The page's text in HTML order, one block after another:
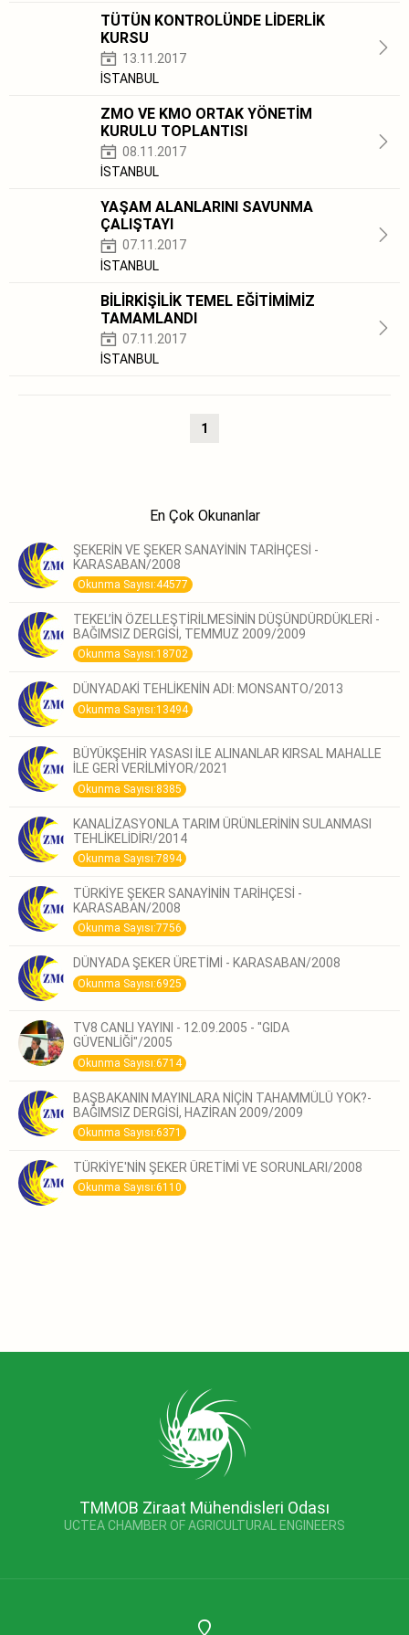
TÜTÜN KONTROLÜNDE LİDERLİK
KURSU
13.11.2017
İSTANBUL
ZMO VE KMO ORTAK YÖNETİM
KURULU TOPLANTISI
08.11.2017
İSTANBUL
YAŞAM ALANLARINI SAVUNMA
ÇALIŞTAYI
07.11.2017
İSTANBUL
BİLİRKİŞİLİK TEMEL EĞİTİMİMİZ
TAMAMLANDI
07.11.2017
İSTANBUL
1
En Çok Okunanlar
ŞEKERİN VE ŞEKER SANAYİNİN TARİHÇESİ -
KARASABAN/2008
Okunma Sayısı:44577
TEKEL’İN ÖZELLEŞTİRİLMESİNİN DÜŞÜNDÜRDÜKLERİ -
BAĞIMSIZ DERGİSİ, TEMMUZ 2009/2009
Okunma Sayısı:18702
DÜNYADAKİ TEHLİKENİN ADI: MONSANTO/2013
Okunma Sayısı:13494
BÜYÜKŞEHİR YASASI İLE ALINANLAR KIRSAL MAHALLE
İLE GERİ VERİLMİYOR/2021
Okunma Sayısı:8385
KANALİZASYONLA TARIM ÜRÜNLERİNİN SULANMASI
TEHLİKELİDİR!/2014
Okunma Sayısı:7894
TÜRKİYE ŞEKER SANAYİNİN TARİHÇESİ -
KARASABAN/2008
Okunma Sayısı:7756
DÜNYADA ŞEKER ÜRETİMİ - KARASABAN/2008
Okunma Sayısı:6925
TV8 CANLI YAYINI - 12.09.2005 - "GIDA
GÜVENLİĞİ"/2005
Okunma Sayısı:6714
BAŞBAKANIN MAYINLARA NİÇİN TAHAMMÜLÜ YOK?-
BAĞIMSIZ DERGİSİ, HAZİRAN 2009/2009
Okunma Sayısı:6371
TÜRKİYE'NİN ŞEKER ÜRETİMİ VE SORUNLARI/2008
Okunma Sayısı:6110
TMMOB Ziraat Mühendisleri Odası
UCTEA CHAMBER OF AGRICULTURAL ENGINEERS